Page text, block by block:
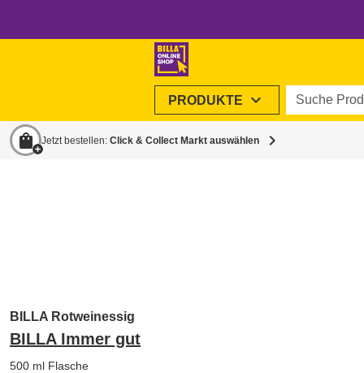
PRODUKTE expand_more Suche
shopping_bag Jetzt bestellen: Click & Collect Markt auswählen chevron_right
BILLA Rotweinessig
BILLA Immer gut
500 ml Flasche